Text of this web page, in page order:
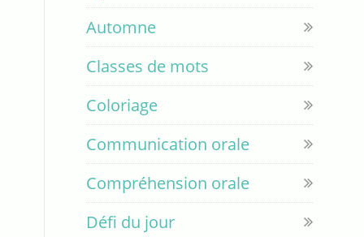
Automne
Classes de mots
Coloriage
Communication orale
Compréhension orale
Défi du jour